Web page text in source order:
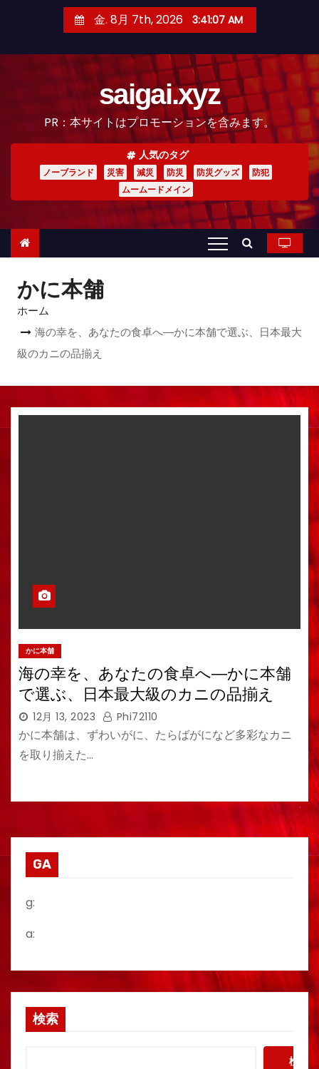
金. 8月 7th, 2026 3:41:08 AM
saigai.xyz
PR：本サイトはプロモーションを含みます。
人気のタグ
ノーブランド 災害 減災 防災 防災グッズ
防犯
ムームードメイン
かに本舗
ホーム
海の幸を、あなたの食卓へ―かに本舗で選ぶ、日本最大
級のカニの品揃え
かに本舗
海の幸を、あなたの食卓へ―かに本舗
で選ぶ、日本最大級のカニの品揃え
12月 13, 2023 Phi72110
かに本舗は、ずわいがに、たらばがになど多彩なカニ
を取り揃えた…
GA
g:
a:
検索
検